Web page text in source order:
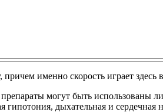
именно скорость играет здесь
могут быть использованы
дыхательная и сердечная